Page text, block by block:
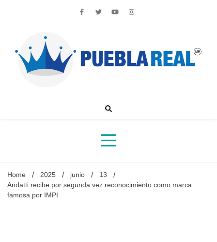
Noticias de actualidad de Puebla, México y el mundo
Home 2025 junio
13
Andatti recibe por segunda vez reconocimiento como marca
famosa por IMPI